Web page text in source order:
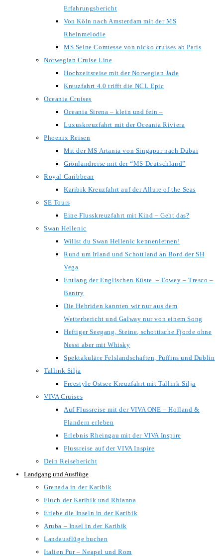
Erfahrungsbericht
Von Köln nach Amsterdam mit der MS
Rheinmelodie
MS Seine Comtesse von nicko cruises ab Paris
Norwegian Cruise Line
Hochzeitsreise mit der Norwegian Jade
Kreuzfahrt 4.0 trifft die NCL Epic
Oceania Cruises
Oceania Sirena – klein und fein –
Luxuskreuzfahrt mit der Oceania Riviera
Phoenix Reisen
Mit der MS Artania von Singapur nach Dubai
Grönlandreise mit der “MS Deutschland”
Royal Caribbean
Karibik Kreuzfahrt auf der Allure of the Seas
SE Tours
Eine Flusskreuzfahrt mit Kind – Geht das?
Swan Hellenic
Willst du Swan Hellenic kennenlernen!
Rund um Irland und Schottland an Bord der SH
Vega
Entlang der Englischen Küste – Fowey – Tresco –
Bantry
Die Hebriden kannten wir nur aus dem
Wetterbericht und Galway nur von einem Song
Heftiger Seegang, Steine, schottische Fjorde ohne
Nessi aber mit Whisky
Spektakuläre Felslandschaften, Puffins und Dublin
Tallink Silja
Freestyle Ostsee Kreuzfahrt mit Tallink Silja
VIVA Cruises
Auf Flussreise mit der VIVA ONE – Holland &
Flandern erleben
Erlebnis Rheingau mit der VIVA Inspire
Flussreise auf der VIVA Inspire
Dein Reisebericht
Landgang und Ausflüge
Grenada in der Karibik
Fluch der Karibik und Rhianna
Erlebe die Inseln in der Karibik
Aruba – Insel in der Karibik
Landausflüge buchen
Italien Pur – Neapel und Rom